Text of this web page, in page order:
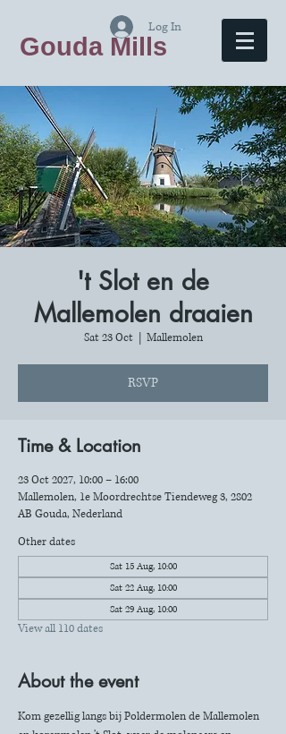
Gouda Mills
Log In
't Slot en de
Mallemolen draaien
Sat 23 Oct
  |
Mallemolen
RSVP
Time & Location
23 Oct 2027, 10:00 – 16:00
Mallemolen, 1e Moordrechtse Tiendeweg 3, 2802
AB Gouda, Nederland
Other dates
Sat 15 Aug, 10:00
Sat 22 Aug, 10:00
Sat 29 Aug, 10:00
View all 110 dates
About the event
Kom gezellig langs bij Poldermolen de Mallemolen